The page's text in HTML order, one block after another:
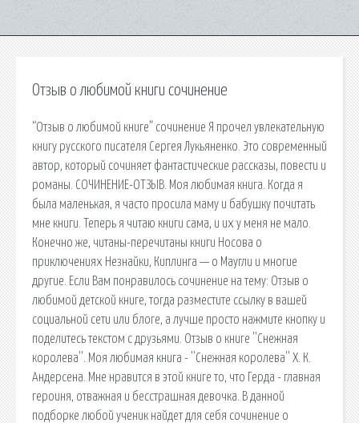
Отзыв о любимой книги сочинение
“Отзыв о любимой книге” сочинение Я прочел увлекательную
книгу русского писателя Сергея Лукьяненко. Это современный
автор, который сочиняет фантастические рассказы, повести и
романы. СОЧИНЕНИЕ-ОТЗЫВ. Моя любимая книга. Когда я
была маленькая, я часто просила маму и бабушку почитать
мне книги. Теперь я читаю книги сама, и их у меня не мало.
Конечно же, читаны-перечитаны книги Носова о
приключениях Незнайки, Киплинга — о Маугли и многие
другие. Если Вам понравилось сочинение на тему: Отзыв о
любимой детской книге, тогда разместите ссылку в вашей
социальной сети или блоге, а лучше просто нажмите кнопку и
поделитесь текстом с друзьями. Отзыв о книге ''Снежная
королева''. Моя любимая книга - ''Снежная королева'' Х. К.
Андерсена. Мне нравится в этой книге то, что Герда - главная
героиня, отважная и бесстрашная девочка. В данной
подборке любой ученик найдет для себя сочинение о